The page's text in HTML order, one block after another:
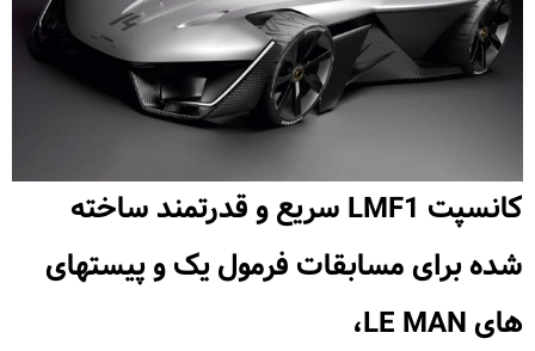
کانسپت LMF1 سریع و قدرتمند ساخته
شده برای مسابقات فرمول یک و پیستهای
های LE MAN،